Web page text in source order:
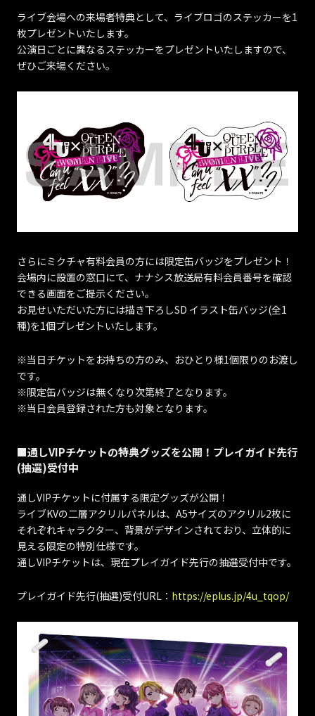
ライブ会場への来場者特典として、ライブロゴのステッカーを1
枚プレゼントいたします。
公演日ごとに異なるステッカーをプレゼントいたしますので、
ぜひご来場ください。
さらにミクチャ有料会員の方には限定缶バッジをプレゼント！
会場内に設置の窓口にて、ナナシス放送局有料会員番号を確認
できる画面をご提示ください。
お見せいただいた方には描き下ろしSD イラスト缶バッジ(全1
種)を1個プレゼントいたします。
※当日チケットをお持ちの方のみ、おひとり様1個限りのお渡し
です。
※限定缶バッジは無くなり次第終了となります。
※当日会員登録された方も対象となります。
■通しVIPチケットの特典グッズを公開！プレイガイド先行
(抽選)受付中
通しVIPチケットに付属する限定グッズが公開！
ライブKVの二層アクリルパネルは、A5サイズのアクリル2枚に
それぞれキャラクター、背景がデザインされており、立体的に
見える限定の特別仕様です。
通しVIPチケットは、現在プレイガイド先行の抽選受付中です。
プレイガイド先行(抽選)受付URL： https://eplus.jp/4u_tqop/